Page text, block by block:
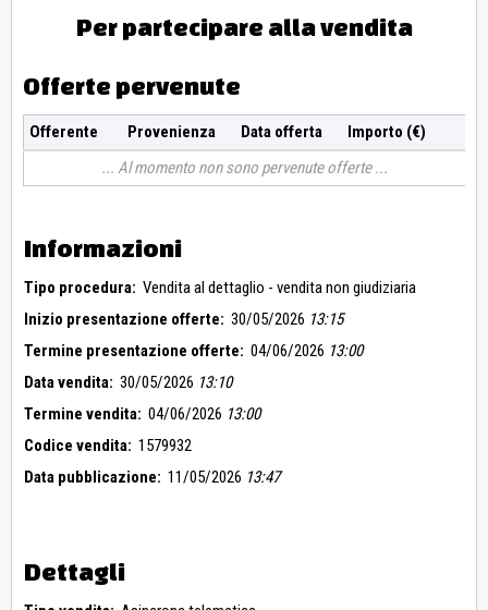
Per partecipare alla vendita
Offerte pervenute
Offerente Provenienza Data offerta
Importo (€)
Al momento non sono pervenute offerte
Informazioni
Tipo procedura: Vendita al dettaglio - vendita non giudiziaria
Inizio presentazione offerte: 30/05/2026 13:15
Termine presentazione offerte: 04/06/2026 13:00
Data vendita: 30/05/2026 13:10
Termine vendita: 04/06/2026 13:00
Codice vendita: 1579932
Data pubblicazione: 11/05/2026 13:47
Dettagli